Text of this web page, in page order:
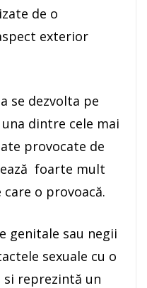
de o
exterior
se dezvolta pe
dintre cele mai
provocate de
foarte mult
o provoacă.
genitale sau negii
sexuale cu o
si reprezintă un